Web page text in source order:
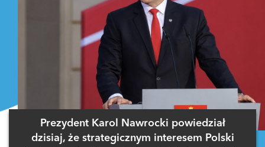
Prezydent Karol Nawrocki powiedział
dzisiaj, że strategicznym interesem Polski